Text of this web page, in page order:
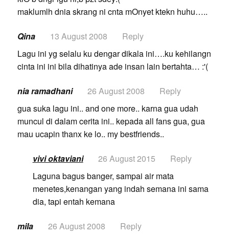
maklumlh dnia skrang ni cnta mOnyet ktekn huhu…..
Qina 13 August 2008
Reply
Lagu ini yg selalu ku dengar dikala ini….ku kehilangn
cinta ini ini bila dihatinya ade insan lain bertahta… :'(
nia ramadhani 26 August 2008
Reply
gua suka lagu ini.. and one more.. karna gua udah
muncul di dalam cerita ini.. kepada all fans gua, gua
mau ucapin thanx ke lo.. my bestfriends..
vivi oktaviani 26 August 2015
Reply
Laguna bagus banger, sampai air mata
menetes,kenangan yang indah semana ini sama
dia, tapi entah kemana
mila 26 August 2008
Reply